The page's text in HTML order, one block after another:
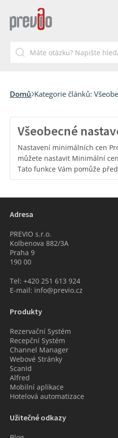
Domů Kategorie článků:
Všeobecné
Nastavení minimálních cen
můžete nastavit Minimální
Tato funkce Vám pomůže
Adresa
PREVIO s.r.o.
Kolbenova 882/3A
Praha 9
190 00
Tel: +420 251 613 924
E-mail: info@previo.cz
Produkty
Rezervační Systém
Recepční Systém
Channel Manager
Webové Stránky
ScanId
Alfred
Mobilní aplikace
Hotelová automatizace
Užitečné odkazy